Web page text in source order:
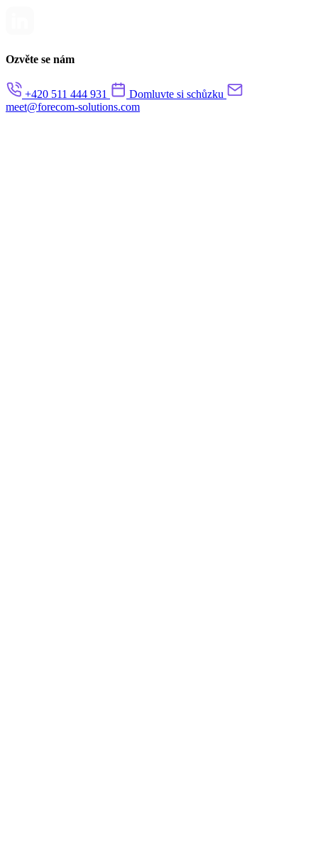
Ozvěte se nám
+420 511 444 931
Domluvte si schůzku
meet@forecom-solutions.com